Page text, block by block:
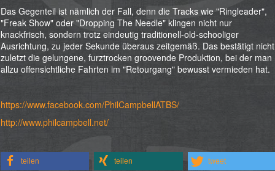
Das Gegenteil ist nämlich der Fall, denn die Tracks wie "Ringleader",
"Freak Show" oder "Dropping The Needle" klingen nicht nur
knackfrisch, sondern trotz eindeutig traditionell-old-schooliger
Ausrichtung, zu jeder Sekunde überaus zeitgemäß. Das bestätigt nicht
zuletzt die gelungene, furztrocken groovende Produktion, bei der man
allzu offensichtliche Fahrten im "Retourgang" bewusst vermieden hat.
https://www.facebook.com/PhilCampbellATBS/
http://www.philcampbell.net/
teilen teilen tweet